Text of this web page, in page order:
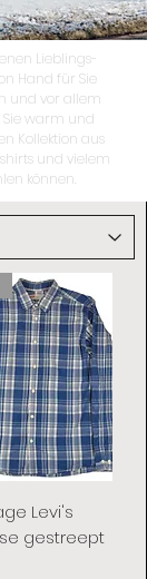
Lieblings-
Hand für Sie
und vor allem
warm und
Kollektion aus
und vielem
können.
Levi's
gestreept